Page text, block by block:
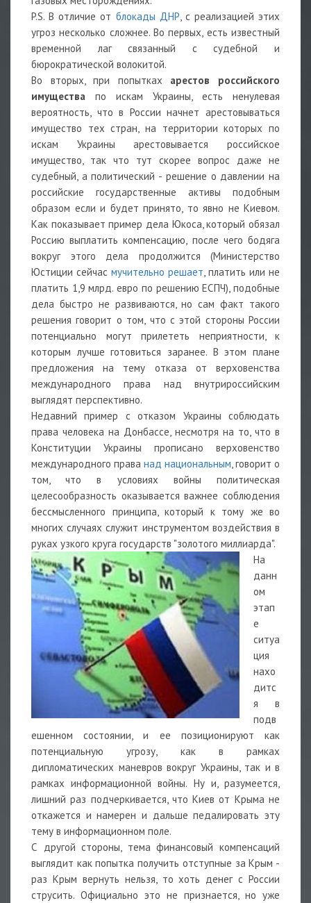
P.S. В отличие от блокады ДНР , с реализацией этих
угроз несколько сложнее. Во первых, есть известный
временной лаг связанный с судебной и
бюрократической волокитой.
Во вторых, при попытках арестов российского
имущества по искам Украины, есть ненулевая
вероятность, что в России начнет арестовываться
имущество тех стран, на территории которых по
искам Украины арестовывается российское
имущество, так что тут скорее вопрос даже не
судебный, а политический - решение о давлении на
российские государственные активы подобным
образом если и будет принято, то явно не Киевом.
Как показывает пример дела Юкоса, который обязал
Россию выплатить компенсацию, после чего бодяга
вокруг этого дела продолжится (Министерство
Юстиции сейчас мучительно решает , платить или не
платить 1,9 млрд. евро по решению ЕСПЧ), подобные
дела быстро не развиваются, но сам факт такого
решения говорит о том, что с этой стороны России
потенциально могут прилететь неприятности, к
которым лучше готовиться заранее. В этом плане
предложения на тему отказа от верховенства
международного права над внутрироссийским
выглядят перспективно.
Недавний пример с отказом Украины соблюдать
права человека на Донбассе, несмотря на то, что в
Конституции Украины прописано верховенство
международного права над национальным , говорит о
том, что в условиях войны политическая
целесообразность оказывается важнее соблюдения
бессмысленного принципа, который к тому же во
многих случаях служит инструментом воздействия в
руках узкого круга государств "золотого миллиарда".
На
данн
ом
этап
е
ситуа
ция
нахо
дитс
я в
подв
ешенном состоянии, и ее позиционируют как
потенциальную угрозу, как в рамках
дипломатических маневров вокруг Украины, так и в
рамках информационной войны. Ну и, разумеется,
лишний раз подчеркивается, что Киев от Крыма не
откажется и намерен и дальше педалировать эту
тему в информационном поле.
С другой стороны, тема финансовый компенсаций
выглядит как попытка получить отступные за Крым -
раз Крым вернуть нельзя, то хоть денег с России
струсить. Официально это не признается, но уже